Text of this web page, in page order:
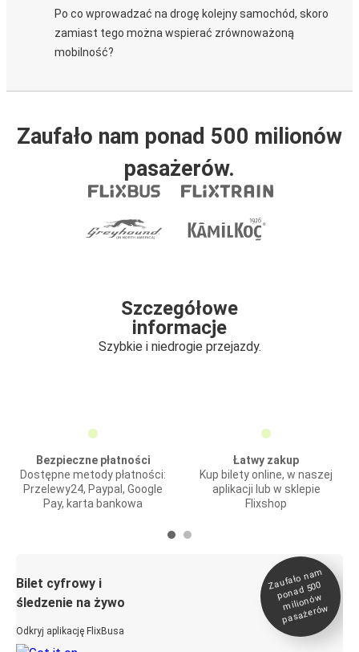
Po co wprowadzać na drogę kolejny samochód, skoro
zamiast tego można wspierać zrównoważoną
mobilność?
Zaufało nam ponad 500 milionów
pasażerów.
Szczegółowe
informacje
Szybkie i niedrogie przejazdy.
Bezpieczne płatności
Dostępne metody płatności:
Przelewy24, Paypal, Google
Pay, karta bankowa
Łatwy zakup
Kup bilety online, w naszej
aplikacji lub w sklepie
Flixshop
Bilet cyfrowy i
śledzenie na żywo
Odkryj aplikację FlixBusa
Zaufało na
m
ponad 500
milionó
w
pasażeró
w